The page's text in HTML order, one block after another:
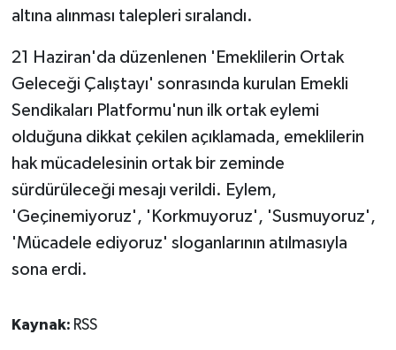
altına alınması talepleri sıralandı.
21 Haziran'da düzenlenen 'Emeklilerin Ortak
Geleceği Çalıştayı' sonrasında kurulan Emekli
Sendikaları Platformu'nun ilk ortak eylemi
olduğuna dikkat çekilen açıklamada, emeklilerin
hak mücadelesinin ortak bir zeminde
sürdürüleceği mesajı verildi. Eylem,
'Geçinemiyoruz', 'Korkmuyoruz', 'Susmuyoruz',
'Mücadele ediyoruz' sloganlarının atılmasıyla
sona erdi.
Kaynak: RSS